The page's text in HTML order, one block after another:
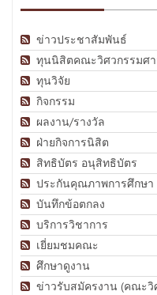
ข่าวประชาสัมพันธ์
ทุนนิสิตคณะวิศวกรรมศ
ทุนวิจัย
กิจกรรม
ผลงาน/รางวัล
ฝ่ายกิจการนิสิต
สิทธิบัตร อนุสิทธิบัตร
ประกันคุณภาพการศึกษา
บันทึกข้อตกลง
บริการวิชาการ
เยี่ยมชมคณะ
ศึกษาดูงาน
ข่าวรับสมัครงาน (คณะวิ